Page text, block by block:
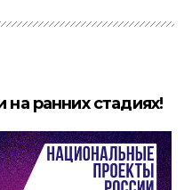
ранних стадиях!